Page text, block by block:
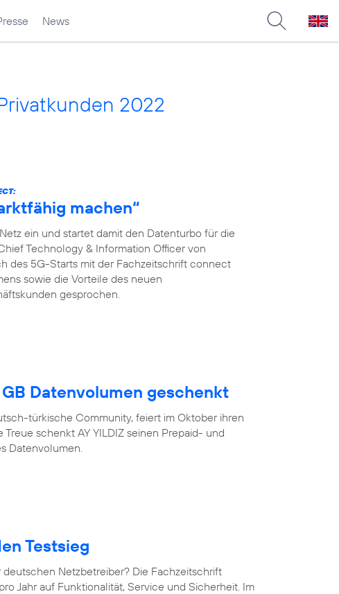
News
2022
machen“
ein und startet damit den Datenturbo für die
Technology & Information Officer von
des 5G-Starts mit der Fachzeitschrift connect
sowie die Vorteile des neuen
gesprochen.
Datenvolumen geschenkt
türkische Community, feiert im Oktober ihren
schenkt AY YILDIZ seinen Prepaid- und
Datenvolumen.
Testsieg
Netzbetreiber? Die Fachzeitschrift
Jahr auf Funktionalität, Service und Sicherheit. Im